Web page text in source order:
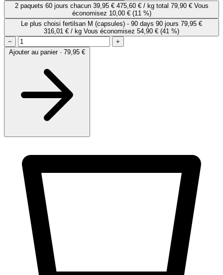
2 paquets 60 jours chacun 39,95 € 475,60 € / kg total 79,90 € Vous
économisez 10,00 € (11 %)
Le plus choisi fertilsan M (capsules) - 90 days 90 jours 79,95 €
316,01 € / kg Vous économisez 54,90 € (41 %)
−
+
Ajouter au panier · 79,95 €